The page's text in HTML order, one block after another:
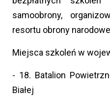
samoobrony,
resortu obrony
Miejsca szkoleń w
- 18. Batalion
Białej